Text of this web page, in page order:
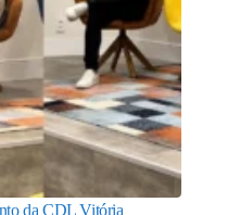
da CDL Vitória